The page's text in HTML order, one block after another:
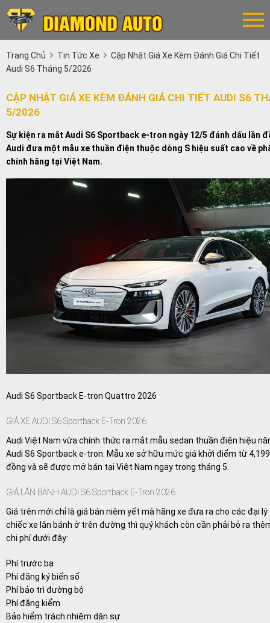
Trang Chủ Tin Tức Xe
Cập Nhật Giá Xe Kèm Đánh Giá Chi Tiết
Audi S6 Tháng 5/2026
CẬP NHẬT GIÁ XE KÈM ĐÁNH GIÁ CHI TIẾT AUDI S6
5/2026
Sự kiện ra mắt Audi S6 Sportback e-tron ngày 12/5 đánh dấu lần
Audi đưa một mẫu xe thuần điện thuộc dòng S hiệu suất cao về
chính hãng tại Việt Nam.
Audi S6 Sportback E-tron Quattro 2026
GIÁ XE AUDI S6 Sportback E-Tron 2026
Audi Việt Nam vừa chính thức ra mắt mẫu sedan thuần điện hiệu
Audi S6 Sportback e-tron. Mẫu xe sở hữu mức giá khởi điểm từ
đồng và sẽ được mở bán tại Việt Nam ngay trong tháng 5.
GIÁ LĂN BÁNH AUDI S6 Sportback E-Tron 2026
Giá trên mới chỉ là giá bán niêm yết mà hãng xe đưa ra cho các đại lý
chiếc xe lăn bánh ở trên đường thì quý khách còn cần phải bỏ ra
chi phí dưới đây:
Phí trước bạ
Phí đăng ký biển số
Phí bảo trì đường bộ
Phí đăng kiểm
Bảo hiểm trách nhiệm dân sự